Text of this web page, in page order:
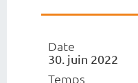
Date
30. juin 2022
Temps